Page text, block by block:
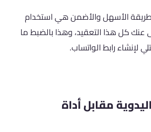
الأسهل والأضمن هي استخدام
عنك كل هذا التعقيد، وهذا بالضبط ما
لإنشاء رابط الواتساب.
مقابل أداة